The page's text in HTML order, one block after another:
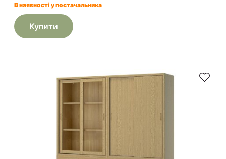
В наявності у постачальника
Купити